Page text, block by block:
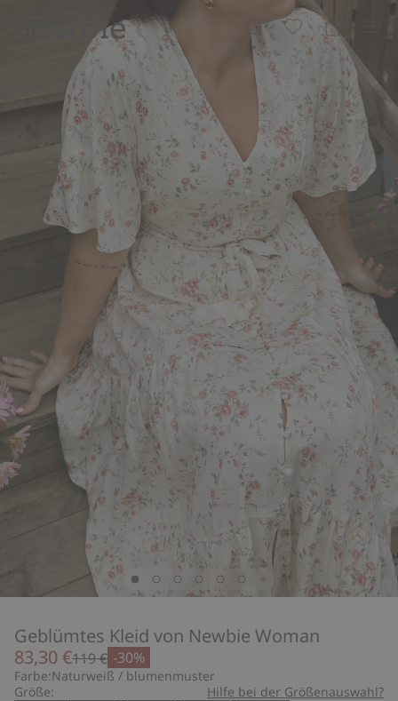
Geblümtes Kleid von Newbie Woman
83,30 €119 € -30%
Farbe:Naturweiß / blumenmuster
Größe:
Hilfe bei der Größenauswahl?